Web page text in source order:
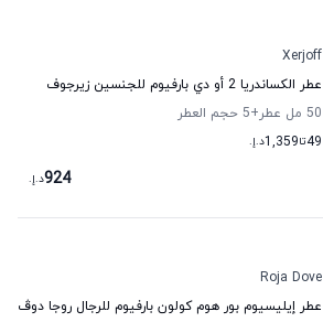
Xerjoff
عطر الكساندريا 2 أو دي بارفيوم للجنسين زيرجوف
50 مل عطر
+5
حجم العطر
49تا1,359د.إ.
924د.إ.
Roja Dove
عطر إيليسيوم بور هوم كولون بارفيوم للرجال روجا دوڤ